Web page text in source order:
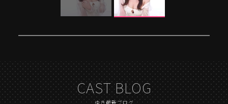
CAST BLOG
ゆき最新ブログ